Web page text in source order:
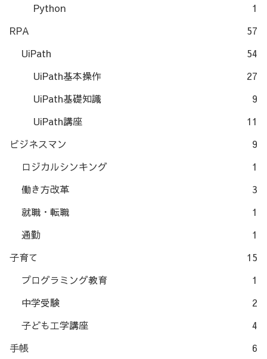
Python
1
RPA
57
UiPath
54
UiPath基本操作
27
UiPath基礎知識
9
UiPath講座
11
ビジネスマン
9
ロジカルシンキング
1
働き方改革
3
就職・転職
1
通勤
1
子育て
15
プログラミング教育
1
中学受験
2
子ども工学講座
4
手帳
6